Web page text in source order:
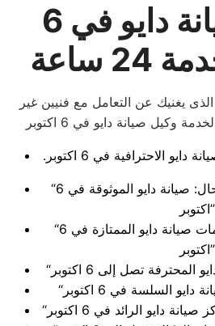
وكيل صيانة دايو في 6
ساعة
يغنيك عن التعامل مع فنيين غير
“إبقاء الأجهزة في أفضل حال: صيانة دايو الموثوقة في 6
اكتوبر”
“تخلص من المتاعب: خدمات صيانة دايو الممتازة في 6
اكتوبر”